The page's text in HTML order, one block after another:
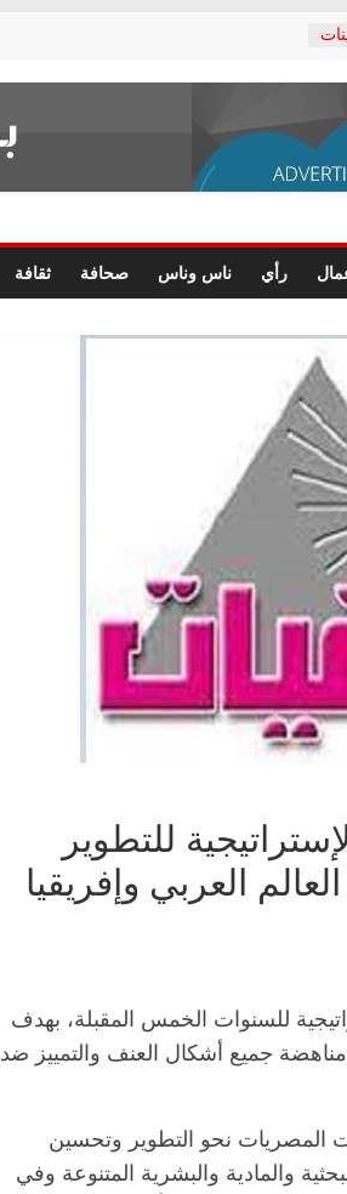
رأي ناس وناس صحافة ثقافة
للتطوير
العربي وإفريقيا
للسنوات الخمس المقبلة، بهدف
جميع أشكال العنف والتمييز ضد
المصريات نحو التطوير وتحسين
والمادية والبشرية المتنوعة وفي
الرئيسية ناس وناس